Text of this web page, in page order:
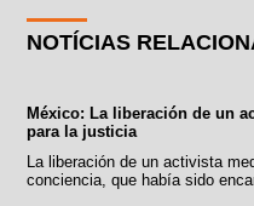
NOTÍCIAS
México: La liberación de un
para la justicia
La liberación de un activista
conciencia, que había sido